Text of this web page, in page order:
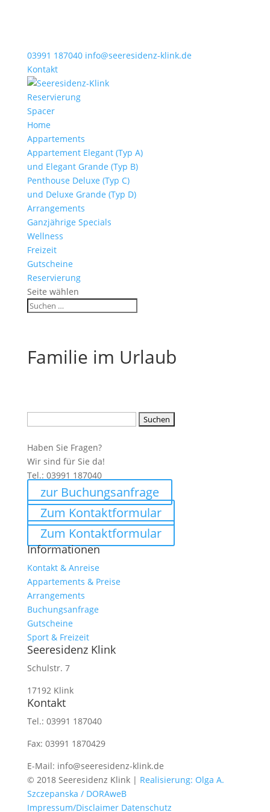
03991 187040 info@seeresidenz-klink.de
Kontakt
Reservierung
Spacer
Home
Appartements
Appartement Elegant (Typ A)
und Elegant Grande (Typ B)
Penthouse Deluxe (Typ C)
und Deluxe Grande (Typ D)
Arrangements
Ganzjährige Specials
Wellness
Freizeit
Gutscheine
Reservierung
Seite wählen
Familie im Urlaub
Haben Sie Fragen?
Wir sind für Sie da!
Tel.: 03991 187040
zur Buchungsanfrage
Zum Kontaktformular
Zum Kontaktformular
Informationen
Kontakt & Anreise
Appartements & Preise
Arrangements
Buchungsanfrage
Gutscheine
Sport & Freizeit
Seeresidenz Klink
Schulstr. 7
17192 Klink
Kontakt
Tel.: 03991 187040
Fax: 03991 1870429
E-Mail: info@seeresidenz-klink.de
© 2018 Seeresidenz Klink | Realisierung: Olga A.
Szczepanska / DORAweB
Impressum/Disclaimer Datenschutz